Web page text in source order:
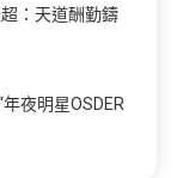
：天道酬勤鑄
夜明星OSDER